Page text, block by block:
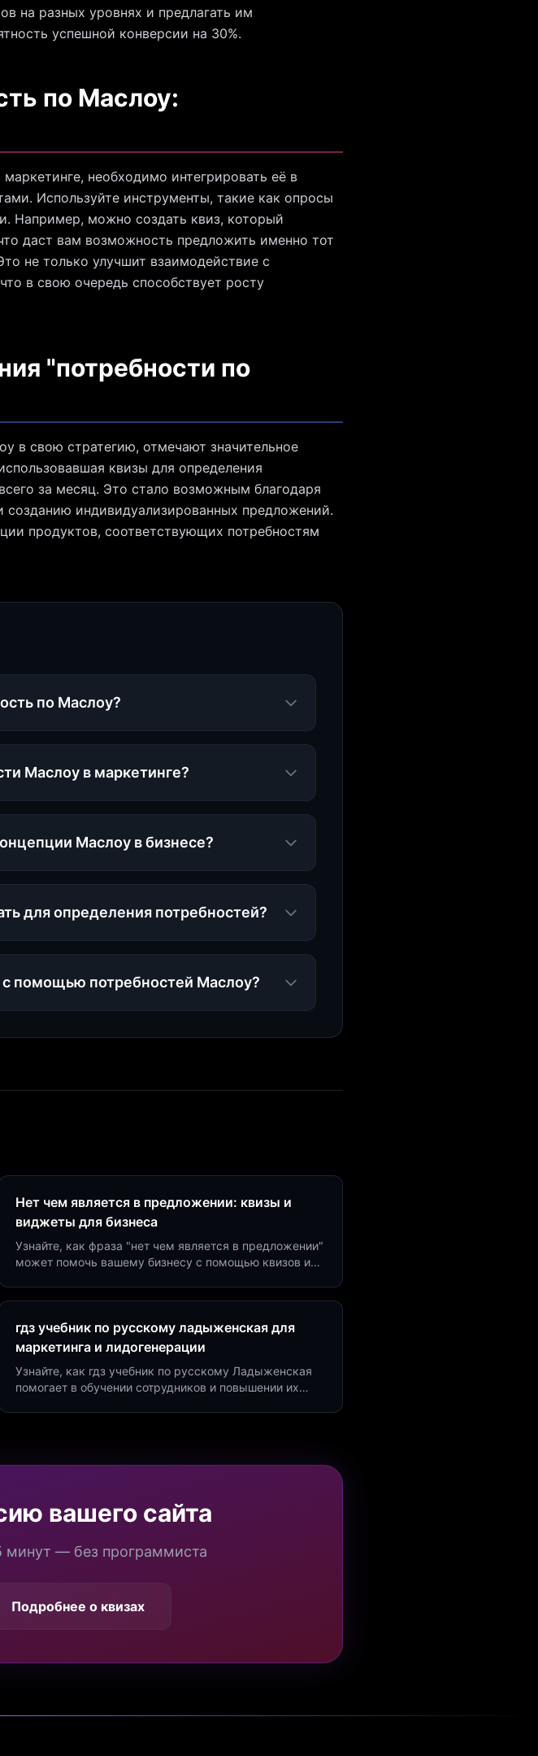
на разных уровнях и предлагать им
успешной конверсии на 30%.
по Маслоу:
необходимо интегрировать её в
Используйте инструменты, такие как опросы
Например, можно создать квиз, который
даст вам возможность предложить именно тот
не только улучшит взаимодействие с
в свою очередь способствует росту
"потребности по
в свою стратегию, отмечают значительное
квизы для определения
за месяц. Это стало возможным благодаря
индивидуализированных предложений.
продуктов, соответствующих потребностям
по Маслоу?
Маслоу в маркетинге?
Маслоу в бизнесе?
для определения потребностей?
с помощью потребностей Маслоу?
Нет чем является в предложении: квизы и
виджеты для бизнеса
Узнайте, как фраза "нет чем является в предложении"
может помочь вашему бизнесу с помощью квизов и
гдз учебник по русскому ладыженская для
маркетинга и лидогенерации
Узнайте, как гдз учебник по русскому Ладыженская
помогает в обучении сотрудников и повышении их
вашего сайта
минут — без программиста
Подробнее о квизах